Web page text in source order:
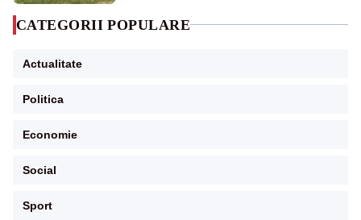
CATEGORII POPULARE
Actualitate
Politica
Economie
Social
Sport